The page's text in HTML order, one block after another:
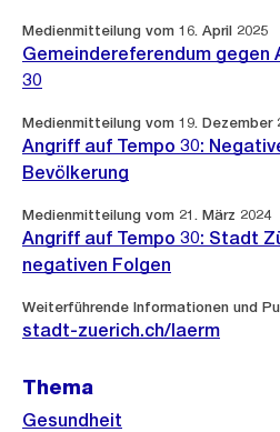
Weitere
Informationen
Medienmitteilung vom 16. April 2025
Gemeindereferendum gegen
30
Medienmitteilung vom 19. Dezember
Angriff auf Tempo 30:
Bevölkerung
Medienmitteilung vom 21. März 2024
Angriff auf Tempo 30: Stadt
negativen Folgen
Weiterführende Informationen und
stadt-zuerich.ch/laerm
Thema
Gesundheit